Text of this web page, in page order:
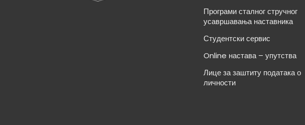
Програми сталног стручног
усавршавања наставника
Студентски сервис
Online настава – упутства
Лице за заштиту података о
личности